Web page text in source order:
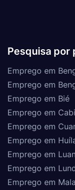
Pesquisa por
Emprego em
Emprego em
Emprego em Bié
Emprego em
Emprego em
Emprego em
Emprego em
Emprego em
Emprego em